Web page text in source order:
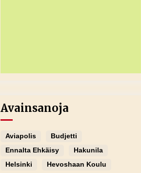
Avainsanoja
Aviapolis
Budjetti
Ennalta Ehkäisy
Hakunila
Helsinki
Hevoshaan Koulu